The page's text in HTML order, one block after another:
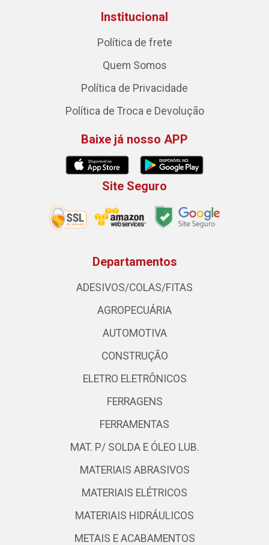
Institucional
Política de frete
Quem Somos
Política de Privacidade
Política de Troca e Devolução
Baixe já nosso APP
Site Seguro
Departamentos
ADESIVOS/COLAS/FITAS
AGROPECUÁRIA
AUTOMOTIVA
CONSTRUÇÃO
ELETRO ELETRÔNICOS
FERRAGENS
FERRAMENTAS
MAT. P/ SOLDA E ÓLEO LUB.
MATERIAIS ABRASIVOS
MATERIAIS ELÉTRICOS
MATERIAIS HIDRÁULICOS
METAIS E ACABAMENTOS